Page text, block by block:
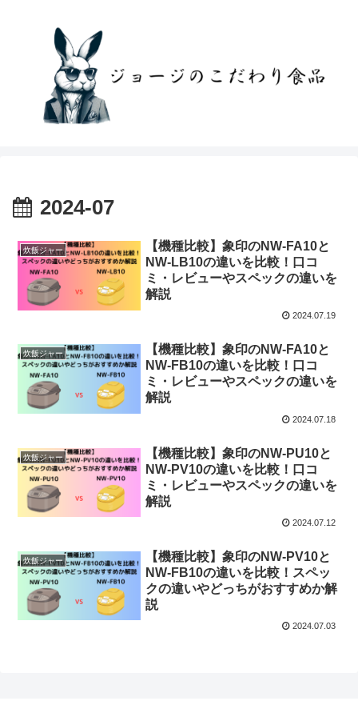
2024-07
炊飯ジャー
【機種比較】象印のNW-FA10と
NW-LB10の違いを比較！口コ
ミ・レビューやスペックの違いを
解説
2024.07.19
炊飯ジャー
【機種比較】象印のNW-FA10と
NW-FB10の違いを比較！口コ
ミ・レビューやスペックの違いを
解説
2024.07.18
炊飯ジャー
【機種比較】象印のNW-PU10と
NW-PV10の違いを比較！口コ
ミ・レビューやスペックの違いを
解説
2024.07.12
炊飯ジャー
【機種比較】象印のNW-PV10と
NW-FB10の違いを比較！スペッ
クの違いやどっちがおすすめか解
説
2024.07.03